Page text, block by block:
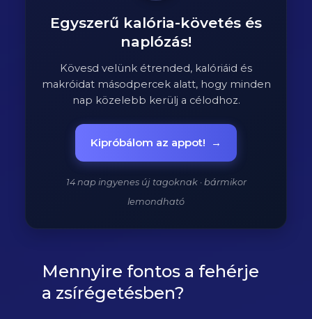
Egyszerű kalória-követés és
naplózás!
Kövesd velünk étrended, kalóriáid és
makróidat másodpercek alatt, hogy minden
nap közelebb kerülj a célodhoz.
Kipróbálom az appot! →
14 nap ingyenes új tagoknak · bármikor
lemondható
Mennyire fontos a fehérje
a zsírégetésben?